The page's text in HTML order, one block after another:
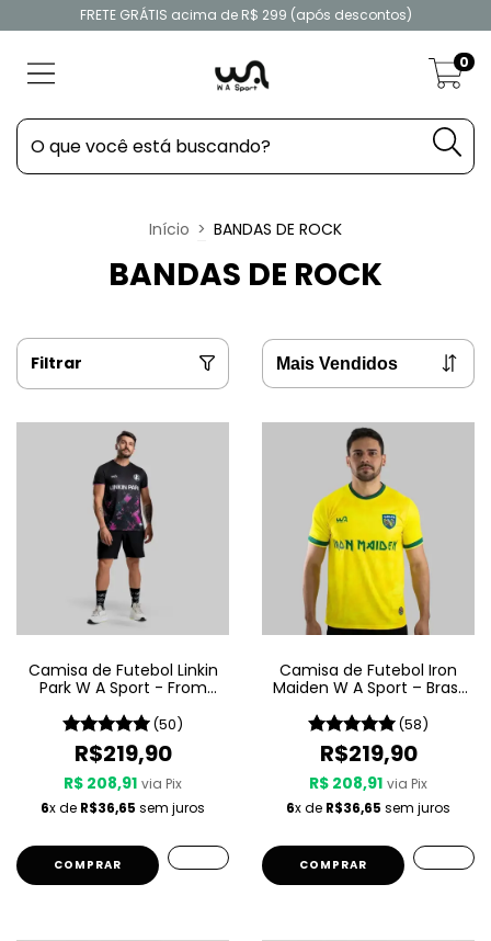
FRETE GRÁTIS acima de R$ 299 (após descontos)
0
Início > BANDAS DE ROCK
BANDAS DE ROCK
Filtrar
Camisa de Futebol Linkin
Park W A Sport - From
(50)
R$219,90
R$ 208,91 via Pix
6x de R$36,65 sem juros
COMPRAR
Camisa de Futebol Iron
Maiden W A Sport – Brasil
(58)
R$219,90
R$ 208,91 via Pix
6x de R$36,65 sem juros
COMPRAR